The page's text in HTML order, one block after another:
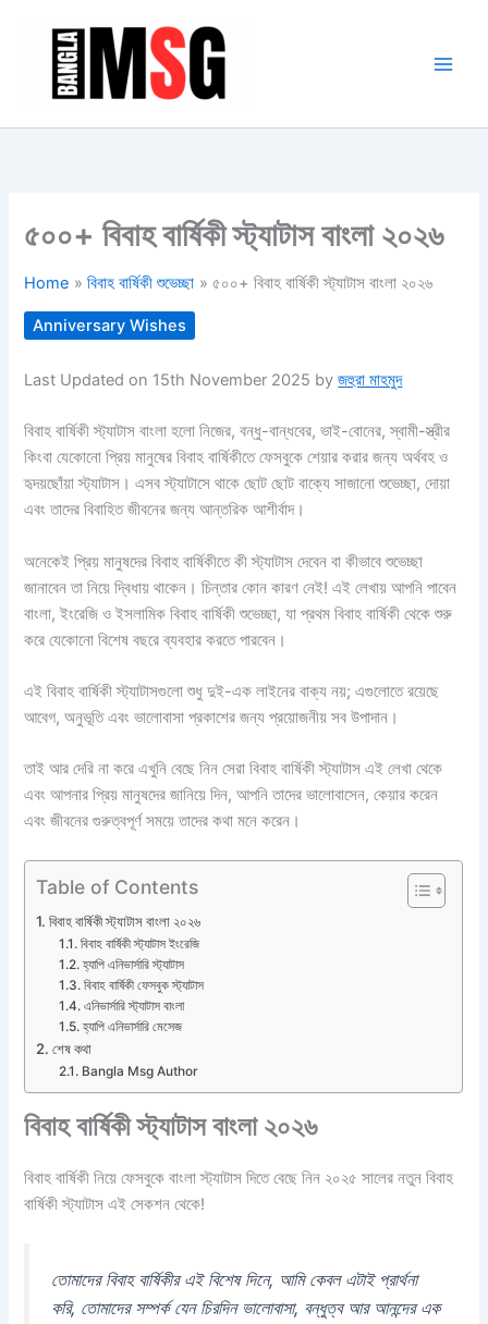
৫০০+ বিবাহ বার্ষিকী স্ট্যাটাস বাংলা ২০২৬
Home বিবাহ বার্ষিকী শুভেচ্ছা ৫০০+ বিবাহ বার্ষিকী স্ট্যাটাস বাংলা ২০২৬
Anniversary Wishes
Last Updated on 15th November 2025 byজহুরা মাহমুদ
বিবাহ বার্ষিকী স্ট্যাটাস বাংলা হলো নিজের, বন্ধু-বান্ধবের, ভাই-বোনের, স্বামী-স্ত্রীর
কিংবা যেকোনো প্রিয় মানুষের বিবাহ বার্ষিকীতে ফেসবুকে শেয়ার করার জন্য অর্থবহ ও
হৃদয়ছোঁয়া স্ট্যাটাস। এসব স্ট্যাটাসে থাকে ছোট ছোট বাক্যে সাজানো শুভেচ্ছা, দোয়া
এবং তাদের বিবাহিত জীবনের জন্য আন্তরিক আশীর্বাদ।
অনেকেই প্রিয় মানুষদের বিবাহ বার্ষিকীতে কী স্ট্যাটাস দেবেন বা কীভাবে শুভেচ্ছা
জানাবেন তা নিয়ে দ্বিধায় থাকেন। চিন্তার কোন কারণ নেই! এই লেখায় আপনি পাবেন
বাংলা, ইংরেজি ও ইসলামিক বিবাহ বার্ষিকী শুভেচ্ছা, যা প্রথম বিবাহ বার্ষিকী থেকে শুরু
করে যেকোনো বিশেষ বছরে ব্যবহার করতে পারবেন।
এই বিবাহ বার্ষিকী স্ট্যাটাসগুলো শুধু দুই-এক লাইনের বাক্য নয়; এগুলোতে রয়েছে
আবেগ, অনুভূতি এবং ভালোবাসা প্রকাশের জন্য প্রয়োজনীয় সব উপাদান।
তাই আর দেরি না করে এখুনি বেছে নিন সেরা বিবাহ বার্ষিকী স্ট্যাটাস এই লেখা থেকে
এবং আপনার প্রিয় মানুষদের জানিয়ে দিন, আপনি তাদের ভালোবাসেন, কেয়ার করেন
এবং জীবনের গুরুত্বপূর্ণ সময়ে তাদের কথা মনে করেন।
Table of Contents
বিবাহ বার্ষিকী স্ট্যাটাস বাংলা ২০২৬
বিবাহ বার্ষিকী স্ট্যাটাস ইংরেজি
হ্যাপি এনিভার্সারি স্ট্যাটাস
বিবাহ বার্ষিকী ফেসবুক স্ট্যাটাস
এনিভার্সারি স্ট্যাটাস বাংলা
হ্যাপি এনিভার্সারি মেসেজ
শেষ কথা
Bangla Msg Author
বিবাহ বার্ষিকী স্ট্যাটাস বাংলা ২০২৬
বিবাহ বার্ষিকী নিয়ে ফেসবুকে বাংলা স্ট্যাটাস দিতে বেছে নিন ২০২৫ সালের নতুন বিবাহ
বার্ষিকী স্ট্যাটাস এই সেকশন থেকে!
তোমাদের বিবাহ বার্ষিকীর এই বিশেষ দিনে, আমি কেবল এটাই প্রার্থনা
করি, তোমাদের সম্পর্ক যেন চিরদিন ভালোবাসা, বন্ধুত্ব আর আনন্দের এক